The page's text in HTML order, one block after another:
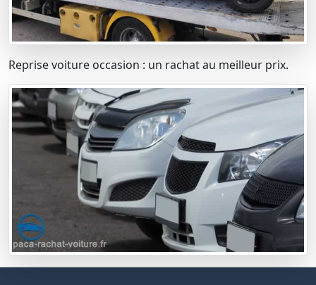
Reprise voiture occasion : un rachat au meilleur prix.